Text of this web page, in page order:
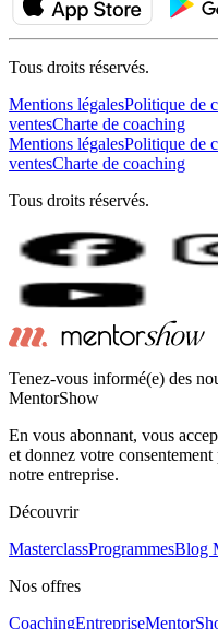
Tous droits réservés.
Mentions légalesPolitique de
ventesCharte de coaching
Mentions légalesPolitique de
ventesCharte de coaching
Tous droits réservés.
Tenez-vous informé(e) des
MentorShow
En vous abonnant, vous
et donnez votre
notre entreprise.
Découvrir
MasterclassProgrammesBlog
Nos offres
CoachingEntreprise